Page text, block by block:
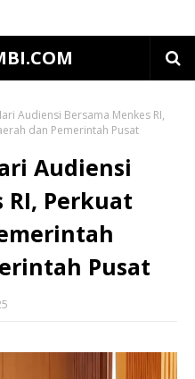
Audiensi Bersama Menkes RI,
dan Pemerintah Pusat
Audiensi
RI, Perkuat
Pusat